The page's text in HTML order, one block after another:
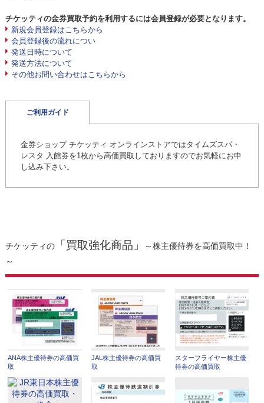
チケッティの金券買取予約を利用するには会員登録が必要となります。
新規会員登録はこちらから
会員登録後の流れについ
発送日時について
発送方法について
その他お問い合わせはこちらから
ご利用ガイド
金券ショップ チケッティ オンラインストアではタイムズスパ・
レスタ 入館券を1枚から高価買取しておりますのでお気軽にお申
し込み下さい。
チケッティの「買取強化商品」
～株主優待券を高価買取中！
～
ANA株主優待券の高価買
取
JAL株主優待券の高価買
取
スターフライヤー株主優
待券の高価買取